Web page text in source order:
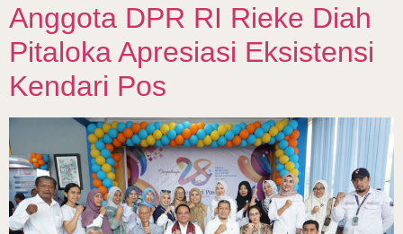
Anggota DPR RI Rieke Diah
Pitaloka Apresiasi Eksistensi
Kendari Pos